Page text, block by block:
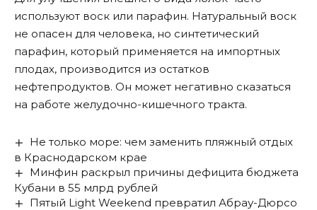
используют воск или парафин. Натуральный воск
не опасен для человека, но синтетический
парафин, который применяется на импортных
плодах, производится из остатков
нефтепродуктов. Он может негативно сказаться
на работе желудочно-кишечного тракта.
Не только море: чем заменить пляжный отдых
в Краснодарском крае
Минфин раскрыл причины дефицита бюджета
Кубани в 55 млрд рублей
Пятый Light Weekend превратил Абрау-Дюрсо